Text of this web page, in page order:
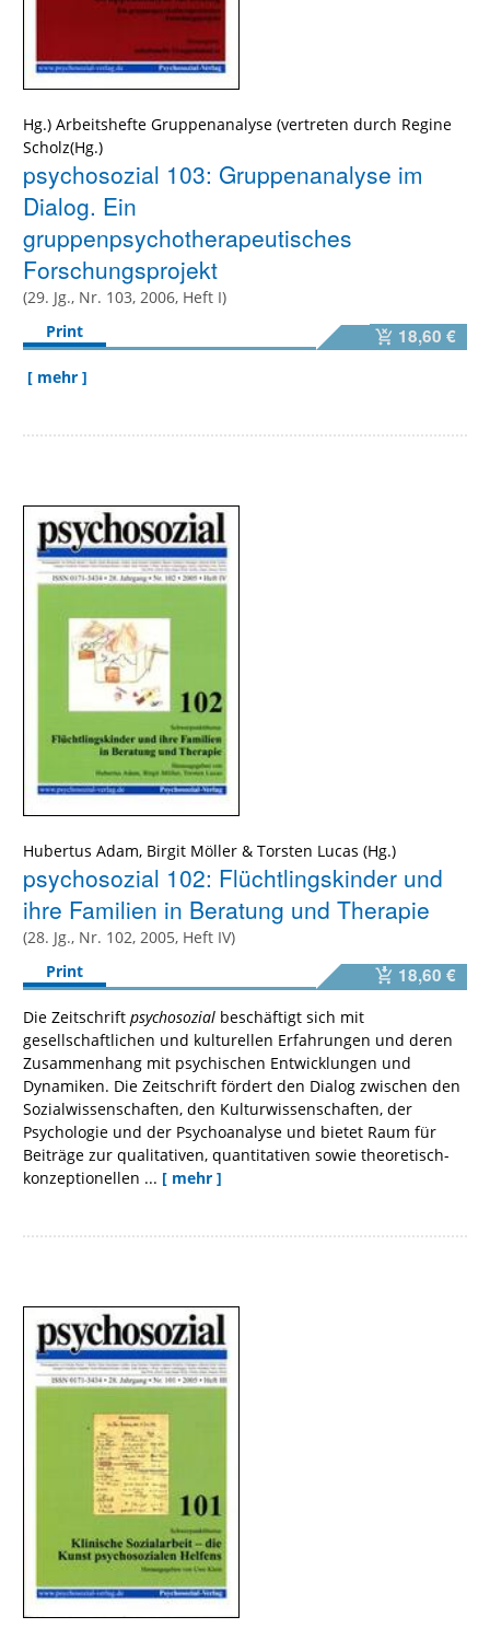
Hg.) Arbeitshefte Gruppenanalyse (vertreten durch Regine
Scholz(Hg.)
psychosozial 103: Gruppenanalyse im
Dialog. Ein
gruppenpsychotherapeutisches
Forschungsprojekt
(29. Jg., Nr. 103, 2006, Heft I)
Print
18,60 €
[ mehr ]
Hubertus Adam, Birgit Möller & Torsten Lucas
psychosozial 102: Flüchtlingskinder und
ihre Familien in Beratung und Therapie
(28. Jg., Nr. 102, 2005, Heft IV)
Print
18,60 €
Die Zeitschrift psychosozial beschäftigt sich mit
gesellschaftlichen und kulturellen Erfahrungen und deren
Zusammenhang mit psychischen Entwicklungen und
Dynamiken. Die Zeitschrift fördert den Dialog zwischen den
Sozialwissenschaften, den Kulturwissenschaften, der
Psychologie und der Psychoanalyse und bietet Raum für
Beiträge zur qualitativen, quantitativen sowie theoretisch-
konzeptionellen ... [ mehr ]